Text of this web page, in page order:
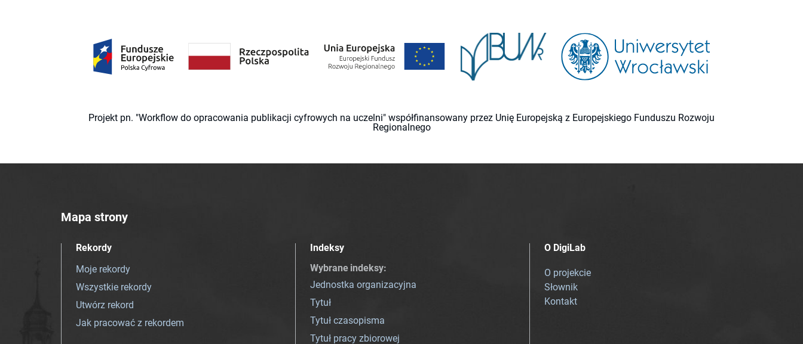
Projekt pn. "Workflow do opracowania publikacji cyfrowych na uczelni" współfinansowany przez Unię Europejską z Europejskiego Funduszu Rozwoju
Regionalnego
Mapa strony
Rekordy
Moje rekordy
Wszystkie rekordy
Utwórz rekord
Jak pracować z rekordem
Indeksy
Wybrane indeksy:
Jednostka organizacyjna
Tytuł
Tytuł czasopisma
Tytuł pracy zbiorowej
O DigiLab
O projekcie
Słownik
Kontakt